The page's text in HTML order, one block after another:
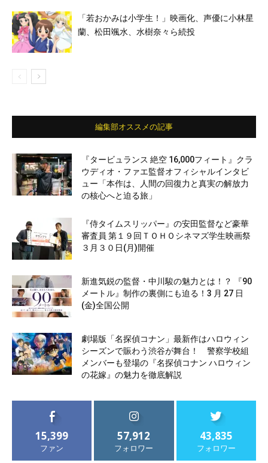
「若おかみは小学生！」映画化、声優に小林星
蘭、松田颯水、水樹奈々ら続投
編集部オススメの記事
『タービュランス 絶空 16,000フィート』クラ
ウディオ・ファエ監督オフィシャルインタビ
ュー「本作は、人間の回復力と真実の解放力
の核心へと迫る旅」
『侍タイムスリッパー』の安田監督など豪華
審査員 第１９回ＴＯＨＯシネマズ学生映画祭
３月３０日(月)開催
新進気鋭の監督・中川駿の魅力とは！？ 『90
メートル』制作の裏側にも迫る！3 月 27 日
(金)全国公開
劇場版「名探偵コナン」最新作はハロウィン
シーズンで賑わう渋谷が舞台！ 警察学校組
メンバーも登場の『名探偵コナン ハロウィン
の花嫁』の魅力を徹底解説
15,399
ファン
57,912
フォロワー
43,835
フォロワー